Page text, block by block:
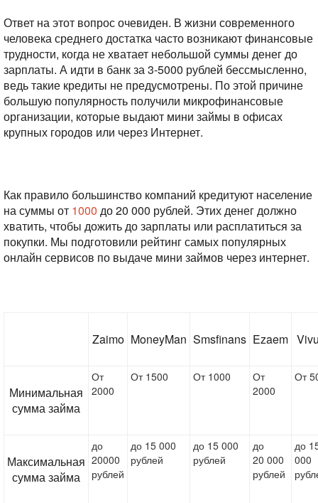
Ответ на этот вопрос очевиден. В жизни современного
человека среднего достатка часто возникают финансовые
трудности, когда не хватает небольшой суммы денег до
зарплаты. А идти в банк за 3-5000 рублей бессмысленно,
ведь такие кредиты не предусмотрены. По этой причине
большую популярность получили микрофинансовые
организации, которые выдают мини займы в офисах
крупных городов или через Интернет.
Как правило большинство компаний кредитуют население
на суммы от 1000 до 20 000 рублей. Этих денег должно
хватить, чтобы дожить до зарплаты или расплатиться за
покупки. Мы подготовили рейтинг самых популярных
онлайн сервисов по выдаче мини займов через интернет.
Zaimo MoneyMan Smsfinans Ezaem
Минимальная
сумма займа
От
2000
От 1500 От 1000
От
2000
От
Максимальная
сумма займа
до
20000
рублей
до 15 000
рублей
до 15 000
рублей
до
20 000
рублей
до
000